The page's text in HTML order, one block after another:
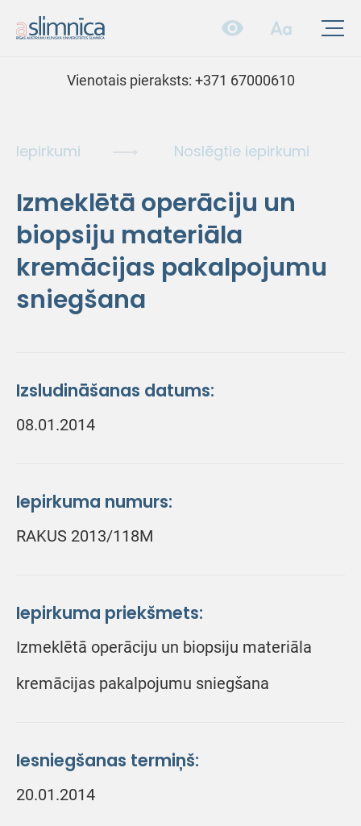
Vienotais pieraksts: +371 67000610
Iepirkumi Noslēgtie iepirkumi
Izmeklētā operāciju un
biopsiju materiāla
kremācijas pakalpojumu
sniegšana
Izsludināšanas datums:
08.01.2014
Iepirkuma numurs:
RAKUS 2013/118M
Iepirkuma priekšmets:
Izmeklētā operāciju un biopsiju materiāla
kremācijas pakalpojumu sniegšana
Iesniegšanas termiņš:
20.01.2014